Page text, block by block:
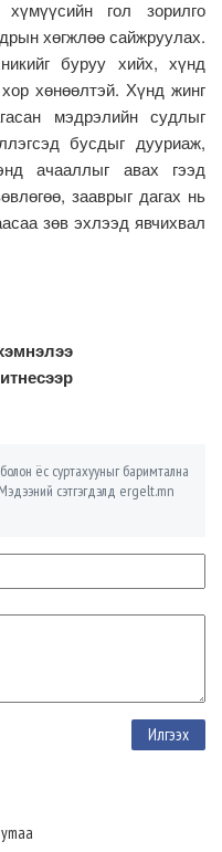
гол зорилго
хөгжлөө сайжруулах.
буруу хийх, хүнд
хөнөөлтэй. Хүнд жинг
мэдрэлийн судлыг
бусдыг дууриаж,
ачааллыг авах гээд
зааврыг дагах нь
зөв эхлээд явчихвал
ёс суртахууныг баримтална
Мэдээний сэтгэгдэлд ergelt.mn